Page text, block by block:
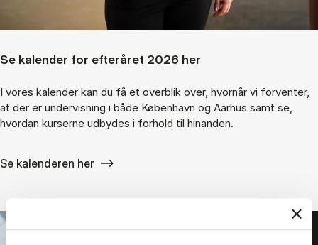
Se kalender for efteråret 2026 her
I vores kalender kan du få et overblik over, hvornår vi forventer,
at der er undervisning i både København og Aarhus samt se,
hvordan kurserne udbydes i forhold til hinanden.
Se kalenderen her